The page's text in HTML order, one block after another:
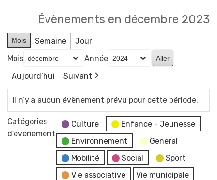
Évènements en décembre 2023
Mois Semaine
Jour
Mois
Année
Aujourd’hui
Suivant
Il n’y a aucun évènement prévu pour cette période.
Catégories
d’évènement
Culture
Enfance - Jeunesse
Environnement
General
Mobilité
Social
Sport
Vie associative
Vie municipale